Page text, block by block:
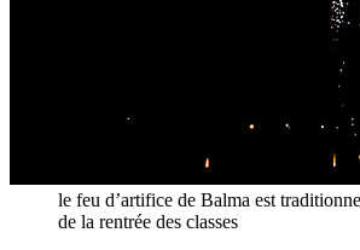
le feu d’artifice de Balma est
de la rentrée des classes